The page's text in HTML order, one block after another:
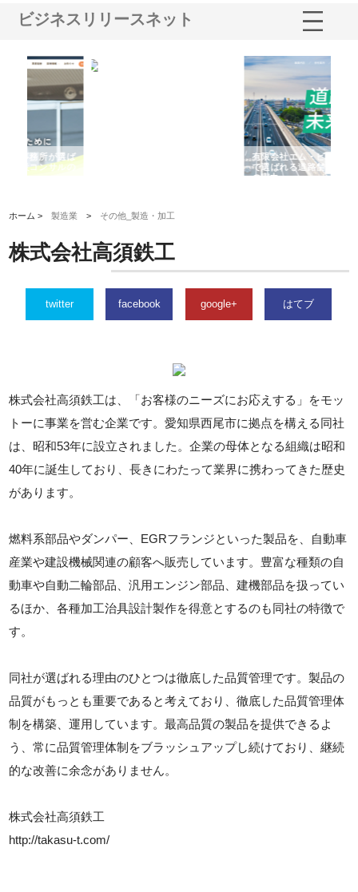
ビジネスリリースネット
株式会社名神精工の最新ニュー
スリリース一覧と注目トピック
有限会社エム・ビルドが南多摩
で選ばれる道路舗装と土木工事
ホーム >製造業 > その他_製造・加工
株式会社高須鉄工
twitter facebook google+ はてブ
株式会社高須鉄工は、「お客様のニーズにお応えする」をモッ
トーに事業を営む企業です。愛知県西尾市に拠点を構える同社
は、昭和53年に設立されました。企業の母体となる組織は昭和
40年に誕生しており、長きにわたって業界に携わってきた歴史
があります。
燃料系部品やダンパー、EGRフランジといった製品を、自動車
産業や建設機械関連の顧客へ販売しています。豊富な種類の自
動車や自動二輪部品、汎用エンジン部品、建機部品を扱ってい
るほか、各種加工治具設計製作を得意とするのも同社の特徴で
す。
同社が選ばれる理由のひとつは徹底した品質管理です。製品の
品質がもっとも重要であると考えており、徹底した品質管理体
制を構築、運用しています。最高品質の製品を提供できるよ
う、常に品質管理体制をブラッシュアップし続けており、継続
的な改善に余念がありません。
株式会社高須鉄工
http://takasu-t.com/